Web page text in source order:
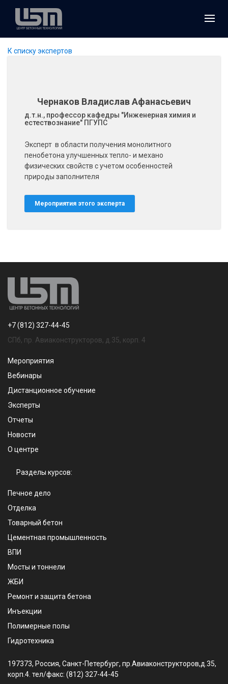
К списку экспертов
Чернаков Владислав Афанасьевич
д.т.н., профессор кафедры "Инженерная химия и
естествознание" ПГУПС
Эксперт в области получения монолитного
пенобетона улучшенных тепло- и механо
физических свойств с учетом особенностей
природы заполнителя
Мероприятия этого эксперта
+7 (812) 327-44-45
СПб, пр. Авиаконструкторов, д.35, корп. 4
Мероприятия
Вебинары
Дистанционное обучение
Эксперты
Отчеты
Новости
О центре
Разделы курсов:
Печное дело
Отделка
Товарный бетон
Цементная промышленность
ВПИ
Мосты и тоннели
ЖБИ
Ремонт и защита бетона
Инъекции
Полимерные полы
Гидротехника
197373, Россия, Санкт-Петербург, пр.Авиаконструкторов,д.35,
корп.4. тел/факс: (812) 327-44-45